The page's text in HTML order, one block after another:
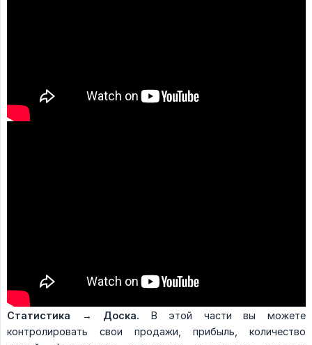
Статистика → Доска. В этой части вы можете
контролировать свои продажи, прибыль, количество